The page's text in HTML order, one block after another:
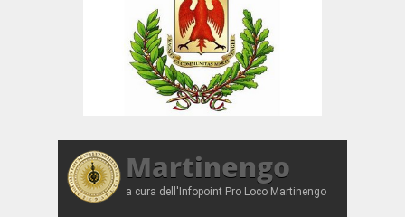
Martinengo
a cura dell'Infopoint Pro Loco Martinengo